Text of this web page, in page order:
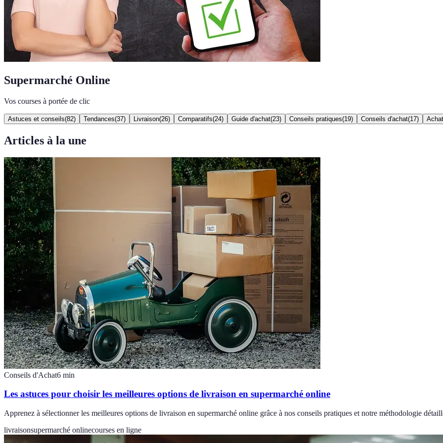
Supermarché Online
Vos courses à portée de clic
Astuces et conseils(82) Tendances(37) Livraison(26) Comparatifs(24) Guide d'achat(23) Conseils pratiques(19) Conseils d'achat(17)
Articles à la une
Conseils d'Achat6 min
Les astuces pour choisir les meilleures options de livraison en supermarché online
Apprenez à sélectionner les meilleures options de livraison en supermarché online grâce à nos conseils pratiques et notre méthodologie
livraisonsupermarché onlinecourses en ligne